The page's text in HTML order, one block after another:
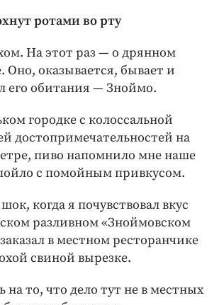
ротами во рту
На этот раз — о дрянном
Оно, оказывается, бывает и
его обитания — Зноймо.
городке с колоссальной
достопримечательностей на
пиво напомнило мне наше
с помойным привкусом.
когда я почувствовал вкус
разливном «Зноймовском
в местном ресторанчике
свиной вырезке.
на то, что дело тут не в местных